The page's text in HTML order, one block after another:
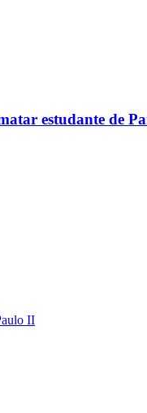
estudante de
II